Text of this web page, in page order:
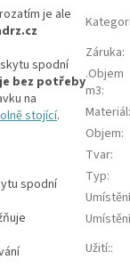
je ale
spodní
bez potřeby
na
stojící.
spodní
Záruka:
.Objem
m3:
Materiál:
Objem:
Tvar:
Typ:
Užití::